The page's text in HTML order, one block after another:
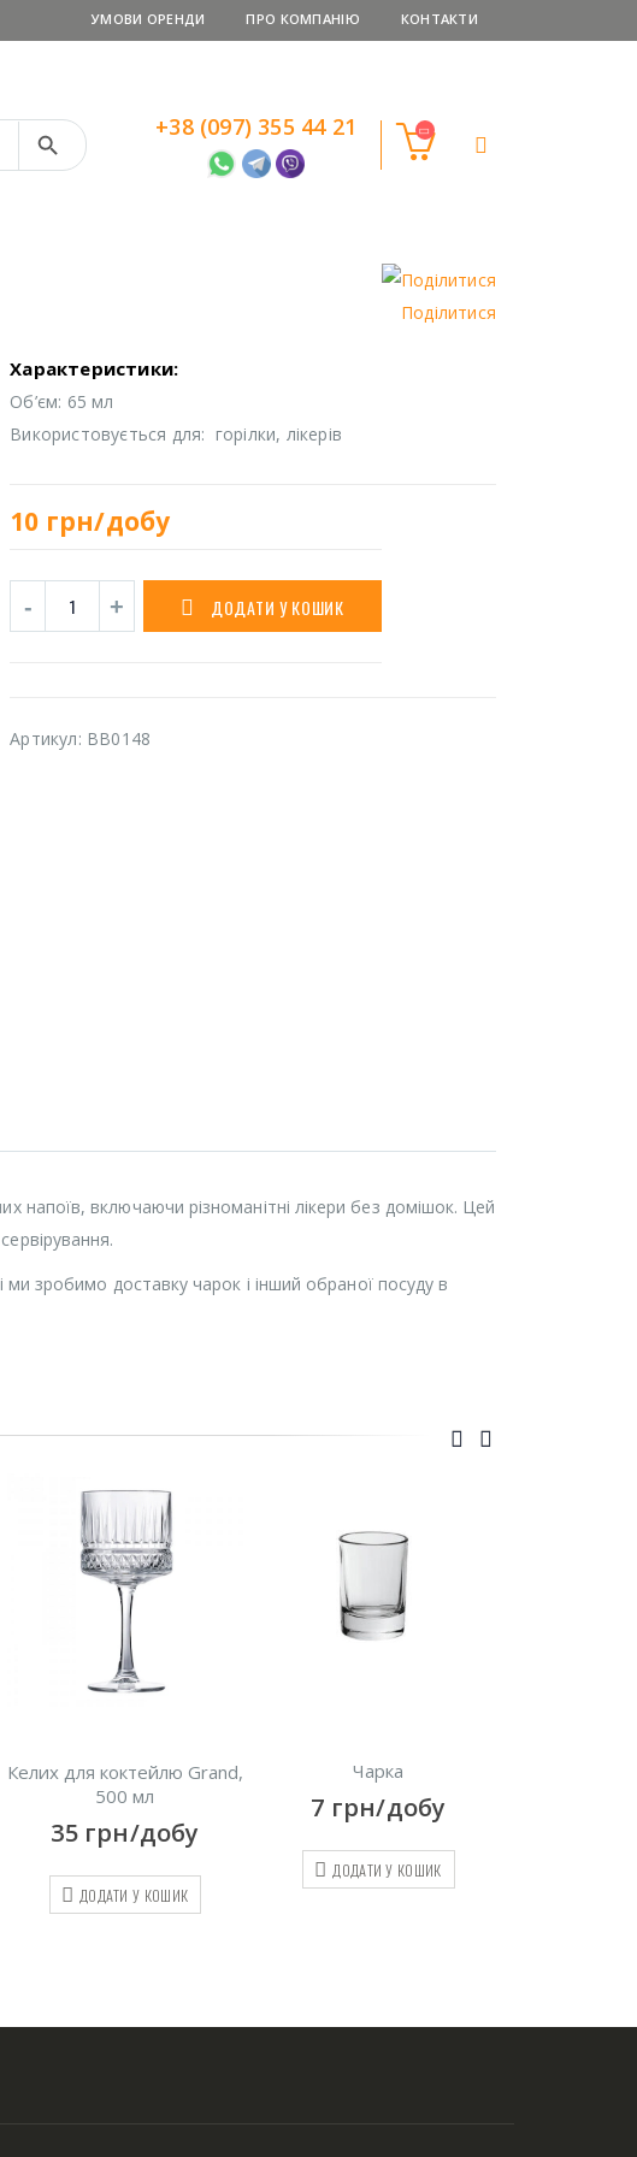
УМОВИ ОРЕНДИ ПРО КОМПАНІЮ КОНТАКТИ
Search Button +38 (097) 355 44 21
Поділитися
Характеристики:
Об’єм: 65 мл
Використовується для: горілки, лікерів
10 грн/добу
ДОДАТИ У КОШИК
Артикул: BB0148
напоїв, включаючи різноманітні лікери без домішок. Цей
ми зробимо доставку чарок і інший обраної посуду в
Келих для коктейлю Grand,
500 мл
35 грн/добу
ДОДАТИ У КОШИК
Чарка
7 грн/добу
ДОДАТИ У КОШИК